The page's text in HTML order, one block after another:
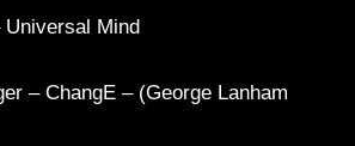
Mind
– ChangE – (George Lanham